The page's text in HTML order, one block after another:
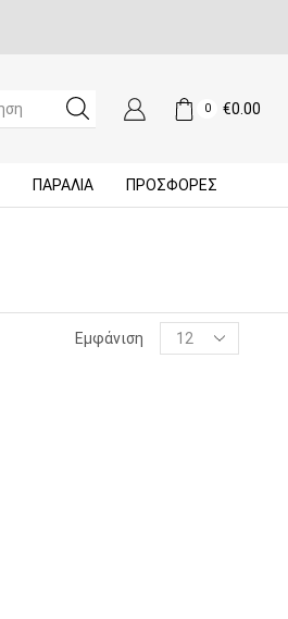
SEARCH
0 €0.00
ΠΑΡΑΛΙΑ ΠΡΟΣΦΟΡΈΣ
Εμφάνιση
Products
per